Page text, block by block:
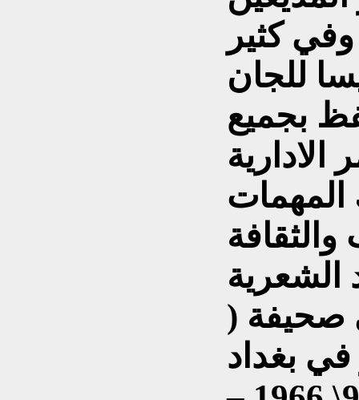
كثير
للجان
بجميع
الادارية
الشعرية
صحيفة (
في بغداد